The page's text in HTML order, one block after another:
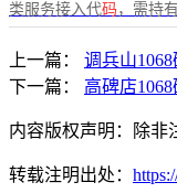
类服务接入代码，需持
上一篇：
调兵山
下一篇：
高碑店
内容版权声明：除非
转载注明出处：